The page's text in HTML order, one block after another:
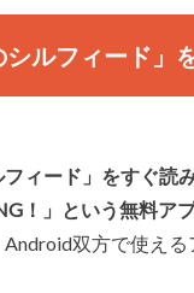
シルフィード」
フィード」をすぐ読
！」という無料ア
Android双方で使え